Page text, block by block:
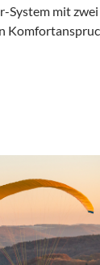
System mit zwei